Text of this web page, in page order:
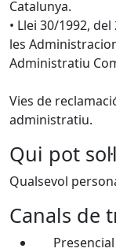
Catalunya.
• Llei 30/1992,
les
Administratiu
Vies de
administratiu.
Qui pot
Qualsevol
Canals de
Presencial